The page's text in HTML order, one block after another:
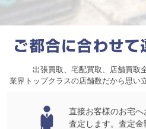
出張買取、宅配買取、店舗買取
業界トップクラスの店舗数だから思い
直接お客様のお宅
査定します。査定金